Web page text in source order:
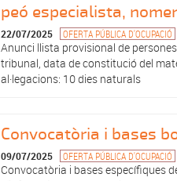
peó especialista,
22/07/2025 OFERTA PÚBLICA D'OCUPACIÓ
Anunci llista provisional de
tribunal, data de constitució del
al·legacions: 10 dies naturals
Convocatòria i bases
09/07/2025 OFERTA PÚBLICA D'OCUPACIÓ
Convocatòria i bases específiques